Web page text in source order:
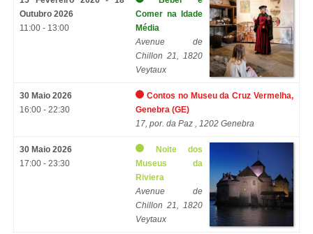
Outubro 2026
11:00 - 13:00
Comer na Idade
Média
Avenue de
Chillon 21, 1820
Veytaux
30 Maio 2026
16:00 - 22:30
Contos no Museu da Cruz Vermelha,
Genebra (GE)
17, por. da Paz , 1202 Genebra
30 Maio 2026
17:00 - 23:30
Noite dos
Museus da
Riviera
Avenue de
Chillon 21, 1820
Veytaux